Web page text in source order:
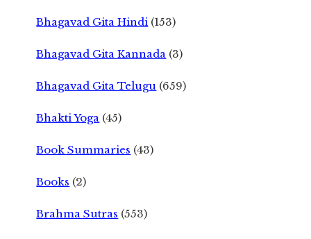
Bhagavad Gita Hindi (153)
Bhagavad Gita Kannada (3)
Bhagavad Gita Telugu (659)
Bhakti Yoga (45)
Book Summaries (43)
Books (2)
Brahma Sutras (553)